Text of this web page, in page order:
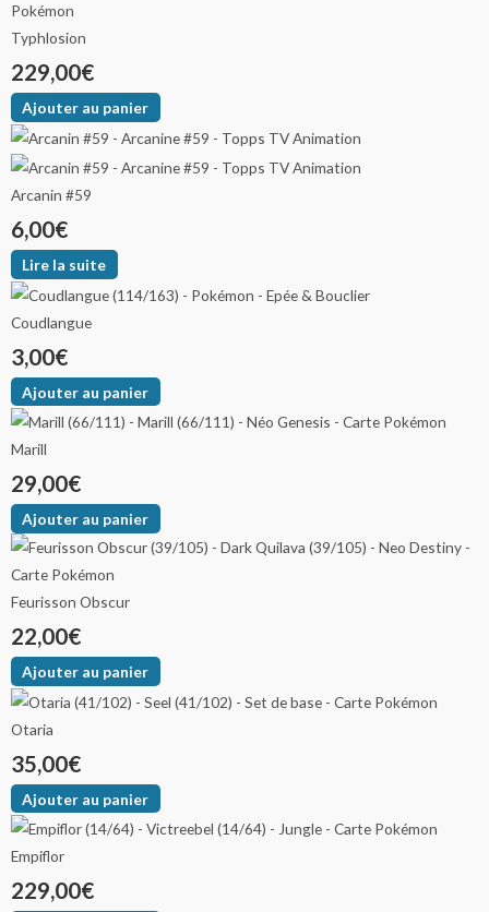
Typhlosion
229,00€
Ajouter au panier
Arcanin #59
6,00€
Lire la suite
Coudlangue
3,00€
Ajouter au panier
Marill
29,00€
Ajouter au panier
Feurisson Obscur
22,00€
Ajouter au panier
Otaria
35,00€
Ajouter au panier
Empiflor
229,00€